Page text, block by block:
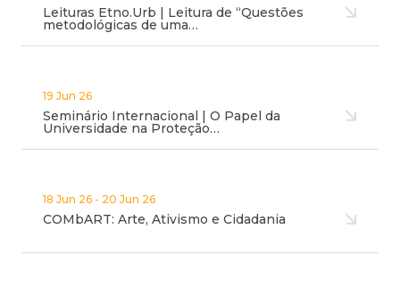
Leituras Etno.Urb | Leitura de “Questões
metodológicas de uma…
19 Jun 26
Seminário Internacional | O Papel da
Universidade na Proteção…
18 Jun 26 - 20 Jun 26
COMbART: Arte, Ativismo e Cidadania